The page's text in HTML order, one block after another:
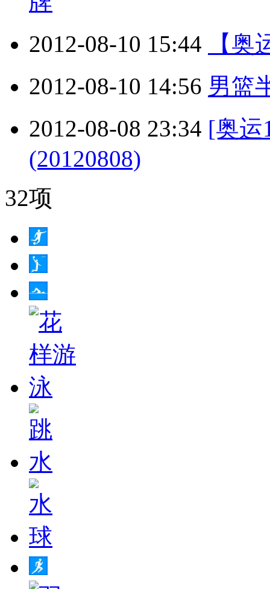
2012-08-10 15:44
【
2012-08-10 14:56 男篮
2012-08-08 23:34 [奥运
(20120808)
32项